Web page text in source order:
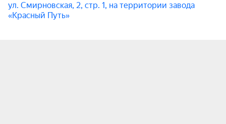
ул. Смирновская, 2, стр. 1, на территории завода
«Красный Путь»